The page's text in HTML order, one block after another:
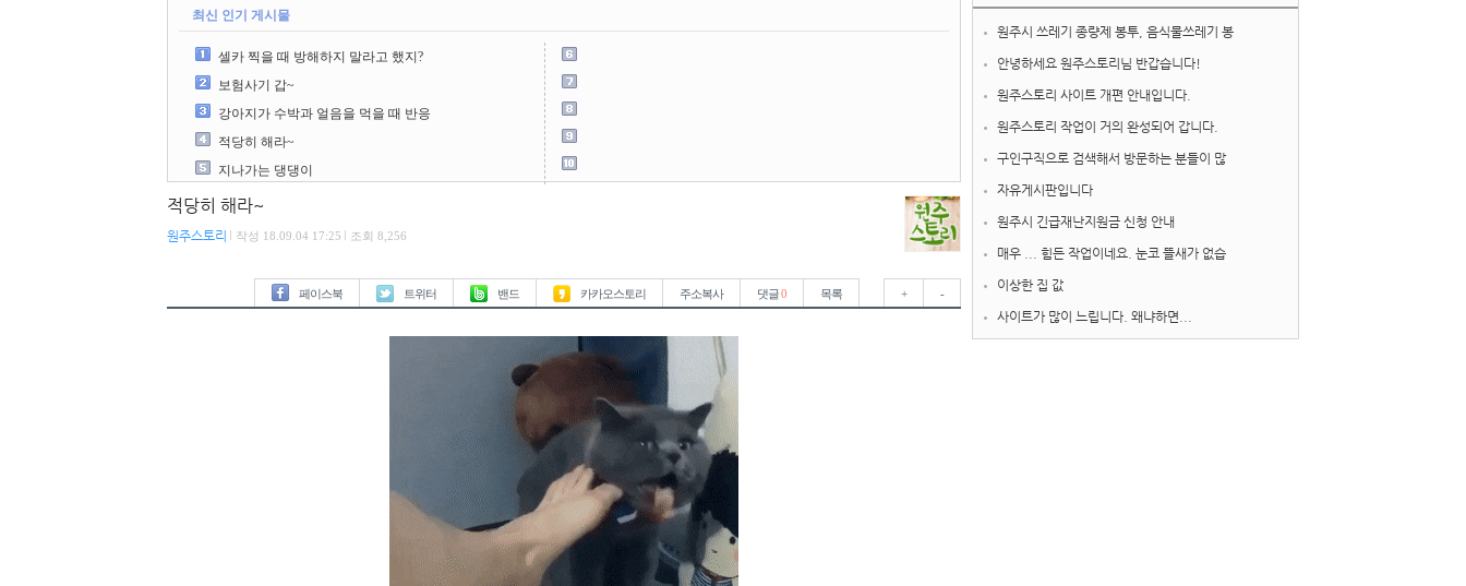
원주시 쓰레기 종량제 봉투, 음식물쓰레기 봉
안녕하세요 원주스토리님 반갑습니다!
원주스토리 사이트 개편 안내입니다.
원주스토리 작업이 거의 완성되어 갑니다.
구인구직으로 검색해서 방문하는 분들이 많
자유게시판입니다
원주시 긴급재난지원금 신청 안내
매우 ... 힘든 작업이네요. 눈코 뜰새가 없습
이상한 집 값
사이트가 많이 느립니다. 왜냐하면...
최신 인기 게시물
셀카 찍을 때 방해하지 말라고 했지?
보험사기 갑~
강아지가 수박과 얼음을 먹을 때 반응
적당히 해라~
지나가는 댕댕이
적당히 해라~
원주스토리 작성 18.09.04 17:25 조회 8,256
페이스북 트위터 밴드 카카오스토리 주소복사 댓글0 목록 + -